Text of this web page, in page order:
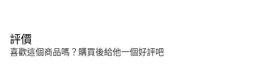
評價
喜歡這個商品嗎？購買後給他一個好評吧